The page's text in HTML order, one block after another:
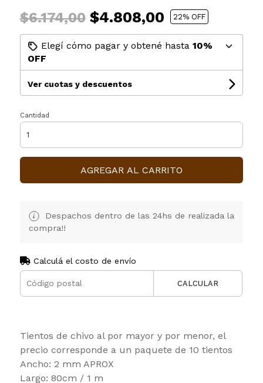
$6.174,00$4.808,00 22% OFF
Elegí cómo pagar y obtené hasta 10%
OFF
Ver cuotas y descuentos
Cantidad
AGREGAR AL CARRITO
Despachos dentro de las 24hs de realizada la
compra!!
Calculá el costo de envío
CALCULAR
Tientos de chivo al por mayor y por menor, el
precio corresponde a un paquete de 10 tientos
Ancho: 2 mm APROX
Largo: 80cm / 1 m